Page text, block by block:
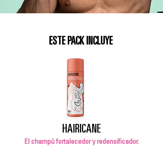
ESTE PACK INCLUYE
HAIRICANE
El champú fortalecedor y redensificador.